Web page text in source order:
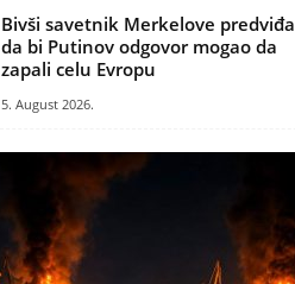
Bivši savetnik Merkelove predviđa
da bi Putinov odgovor mogao da
zapali celu Evropu
5. August 2026.